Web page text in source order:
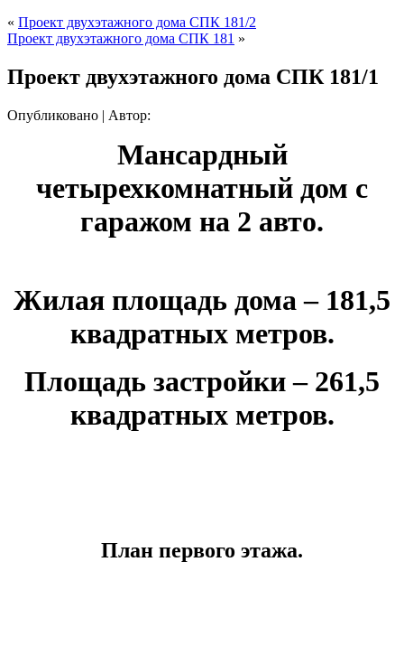
« Проект двухэтажного дома СПК 181/2
Проект двухэтажного дома СПК 181 »
Проект двухэтажного дома СПК 181/1
Опубликовано | Автор:
Мансардный
четырехкомнатный дом с
гаражом на 2 авто.
Жилая площадь дома – 181,5
квадратных метров.
Площадь застройки – 261,5
квадратных метров.
План первого этажа.